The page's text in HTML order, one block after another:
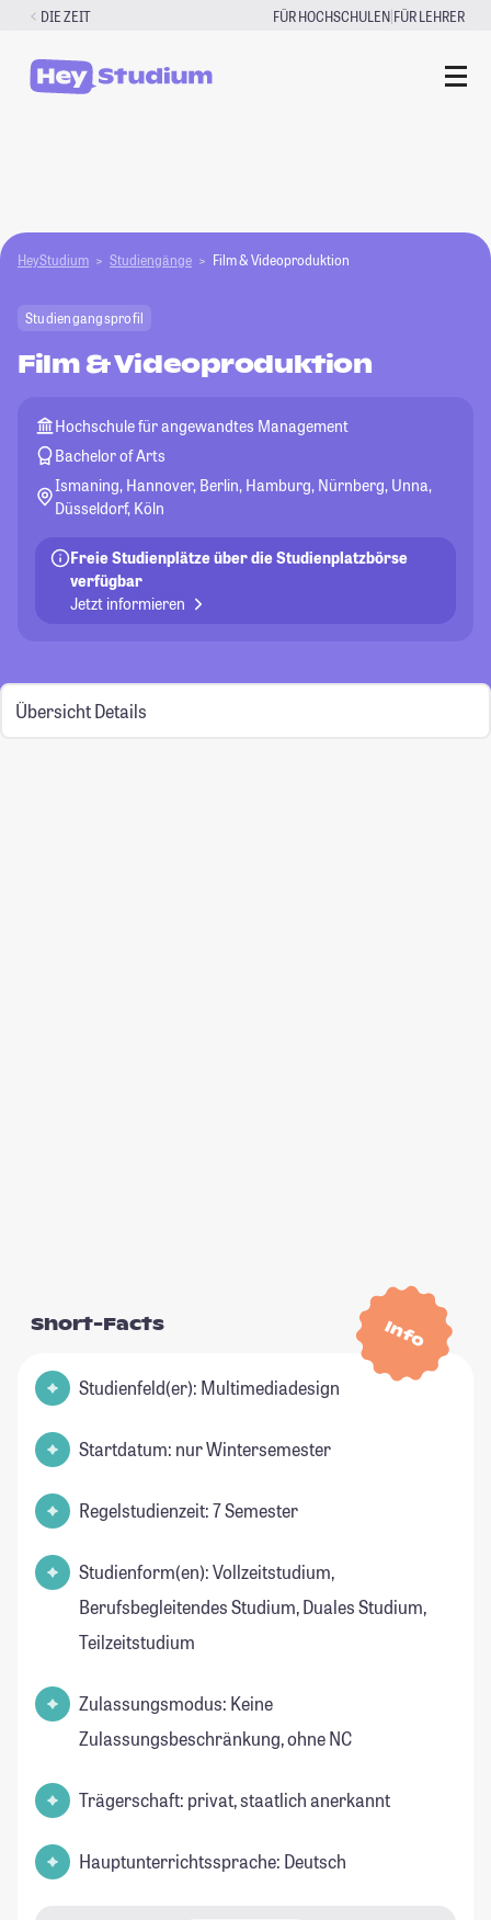
Zum
springen
DIE ZEIT FÜR HOCHSCHULEN|FÜR LEHRER
HeyStudium Studiengänge Film & Videoproduktion
Studiengangsprofil
Film & Videoproduktion
Hochschule für angewandtes Management
Bachelor of Arts
Ismaning, Hannover, Berlin, Hamburg, Nürnberg, Unna,
Düsseldorf, Köln
Freie Studienplätze über die Studienplatzbörse
verfügbar
Jetzt informieren
Übersicht Details
Info
Short-Facts
Studienfeld(er): Multimediadesign
Startdatum: nur Wintersemester
Regelstudienzeit: 7 Semester
Studienform(en): Vollzeitstudium,
Berufsbegleitendes Studium, Duales Studium,
Teilzeitstudium
Zulassungsmodus: Keine
Zulassungsbeschränkung, ohne NC
Trägerschaft: privat, staatlich anerkannt
Hauptunterrichtssprache: Deutsch